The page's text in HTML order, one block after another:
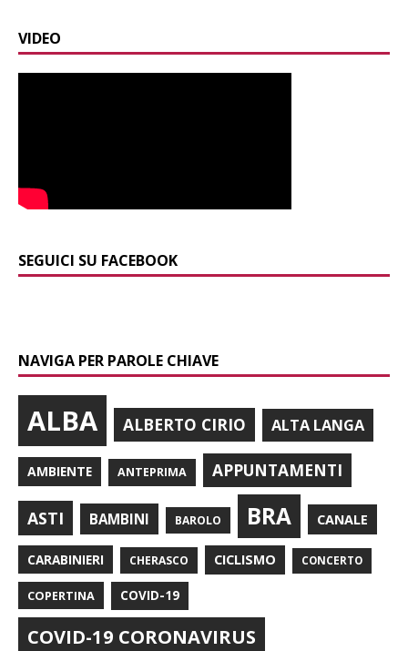
VIDEO
SEGUICI SU FACEBOOK
NAVIGA PER PAROLE CHIAVE
ALBA ALBERTO CIRIO ALTA LANGA
AMBIENTE ANTEPRIMA APPUNTAMENTI
ASTI BAMBINI BAROLO BRA CANALE
CARABINIERI CHERASCO CICLISMO CONCERTO
COPERTINA COVID-19
COVID-19 CORONAVIRUS